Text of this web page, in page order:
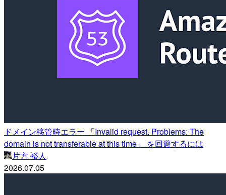
ドメイン移管時エラー 「Invalid request. Problems: The
domain is not transferable at this time」 を回避するには
片方 裕人
2026.07.05